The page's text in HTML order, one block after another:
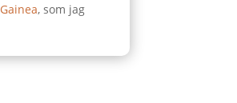
Gainea, som jag